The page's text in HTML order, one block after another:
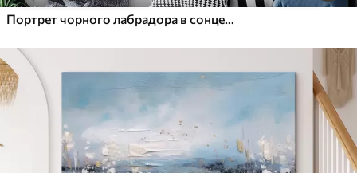
Портрет чорного лабрадора в сонцезахисних окулярах і тримає пінту пива, дивлячись прямо в камеру